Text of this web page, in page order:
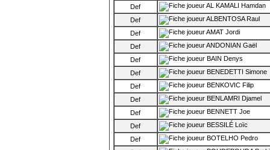
Def
AL KAMALI Hamdan
Def
ALBENTOSA Raul
Def
AMAT Jordi
Def
ANDONIAN Gaël
Def
BAIN Denys
Def
BENEDETTI Simone
Def
BENKOVIC Filip
Def
BENLAMRI Djamel
Def
BENNETT Joe
Def
BESSILÉ Loïc
Def
BOTELHO Pedro